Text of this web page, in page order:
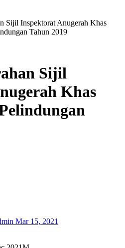
Sijil Inspektorat Anugerah Khas
Tahun 2019
Sijil
Khas
Mar 15, 2021